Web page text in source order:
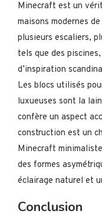
Minecraft est un
maisons modernes
plusieurs escaliers,
tels que des
d’inspiration
Les blocs utilisés
luxueuses sont la
confère un aspect
construction est un
Minecraft
des formes
éclairage naturel et
Conclusion